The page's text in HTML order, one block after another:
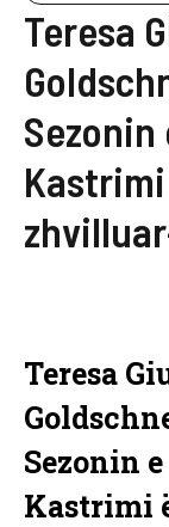
Teresa
Sezonin
Teresa
Sezonin
Kastrimi